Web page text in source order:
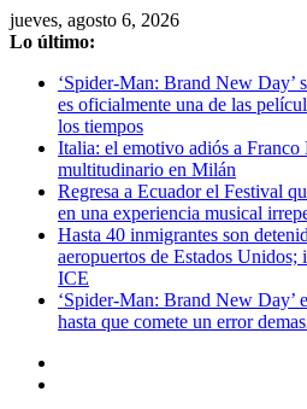
Saltar
al
jueves, agosto 6, 2026
Lo último:
‘Spider-Man: Brand New Day’
es oficialmente una de las
los tiempos
Italia: el emotivo adiós a Franco
multitudinario en Milán
Regresa a Ecuador el Festival
en una experiencia musical
Hasta 40 inmigrantes son
aeropuertos de Estados
ICE
‘Spider-Man: Brand New Day’
hasta que comete un error